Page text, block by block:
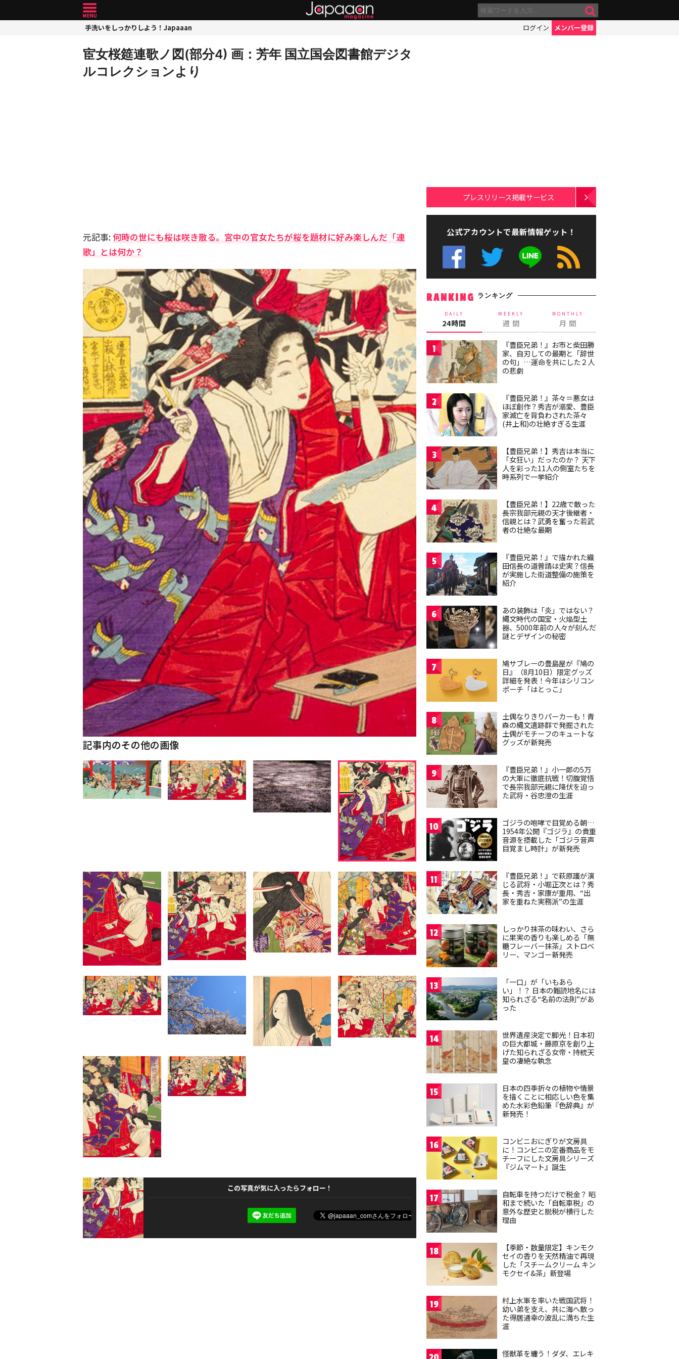
手洗いをしっかりしよう！Japaaan ログイン メンバー登録
宦女桜筵連歌ノ図(部分4) 画：芳年 国立国会図書館デジタ
ルコレクションより
元記事: 何時の世にも桜は咲き散る。宮中の官女たちが桜を題材に好み楽しんだ「連
歌」とは何か？
記事内のその他の画像
この写真が気に入ったらフォロー！
プレスリリース掲載サービス
公式アカウントで最新情報ゲット！
RANKING ランキング
DAILY
24時間
WEEKLY
週 間
MONTHLY
月 間
1
『豊臣兄弟！』お市と柴田勝
家、自刃しての最期と「辞世
の句」…運命を共にした２人
の悲劇
2
『豊臣兄弟！』茶々＝悪女は
ほぼ創作？秀吉が溺愛、豊臣
家滅亡を背負わされた茶々
(井上和)の壮絶すぎる生涯
3
【豊臣兄弟！】秀吉は本当に
「女狂い」だったのか？ 天下
人を彩った11人の側室たちを
時系列で一挙紹介
4
【豊臣兄弟！】22歳で散った
長宗我部元親の天才後継者・
信親とは？武勇を奮った若武
者の壮絶な最期
5
『豊臣兄弟！』で描かれた織
田信長の道普請は史実？信長
が実施した街道整備の施策を
紹介
6
あの装飾は「炎」ではない？
縄文時代の国宝・火焔型土
器、5000年前の人々が刻んだ
謎とデザインの秘密
7
鳩サブレーの豊島屋が『鳩の
日』（8月10日）限定グッズ
詳細を発表！今年はシリコン
ポーチ「はとっこ」
8
土偶なりきりパーカーも！青
森の縄文遺跡群で発掘された
土偶がモチーフのキュートな
グッズが新発売
9
『豊臣兄弟！』小一郎の5万
の大軍に徹底抗戦！切腹覚悟
で長宗我部元親に降伏を迫っ
た武将・谷忠澄の生涯
10
ゴジラの咆哮で目覚める朝…
1954年公開『ゴジラ』の貴重
音源を搭載した「ゴジラ音声
目覚まし時計」が新発売
11
『豊臣兄弟！』で萩原護が演
じる武将・小堀正次とは？秀
長・秀吉・家康が重用、“出
家を重ねた実務派”の生涯
12
しっかり抹茶の味わい、さら
に果実の香りも楽しめる「無
糖フレーバー抹茶」ストロベ
リー、マンゴー新発売
13
「一口」が「いもあら
い」！？ 日本の難読地名には
知られざる“名前の法則”があ
った
14
世界遺産決定で脚光！日本初
の巨大都城・藤原京を創り上
げた知られざる女帝・持統天
皇の凄絶な執念
15
日本の四季折々の植物や情景
を描くことに相応しい色を集
めた水彩色鉛筆『色辞典』が
新発売！
16
コンビニおにぎりが文房具
に！コンビニの定番商品をモ
チーフにした文房具シリーズ
『ジムマート』誕生
17
自転車を持つだけで税金？ 昭
和まで続いた「自転車税」の
意外な歴史と脱税が横行した
理由
18
【季節・数量限定】キンモク
セイの香りを天然精油で再現
した「スチームクリーム キン
モクセイ&茶」新登場
19
村上水軍を率いた戦国武将！
幼い弟を支え、共に海へ散っ
た得居通幸の波乱に満ちた生
涯
怪獣革を纏う！ダダ、エレキ